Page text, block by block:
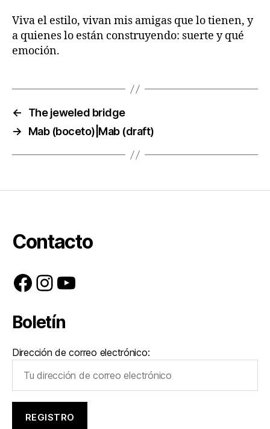
Viva el estilo, vivan mis amigas que lo tienen, y
a quienes lo están construyendo: suerte y qué
emoción.
←
The jeweled bridge
→
Mab (boceto)|Mab (draft)
Contacto
Facebook
Instagram
YouTube
Boletín
Dirección de correo electrónico: